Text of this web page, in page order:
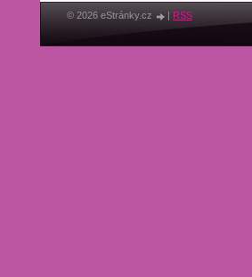
© 2026 eStránky.cz | RSS